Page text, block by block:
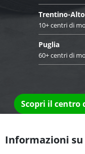
Trentino-
10+ centri di
Puglia
60+ centri di
Scopri il centro
Informazioni